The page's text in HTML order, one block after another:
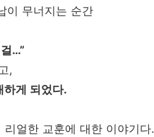
이 무너지는 순간
…”
,
하게 되었다.
리얼한 교훈에 대한 이야기다.